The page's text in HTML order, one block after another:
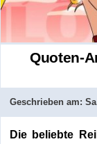
Quoten-
Geschrieben am:
Die beliebte